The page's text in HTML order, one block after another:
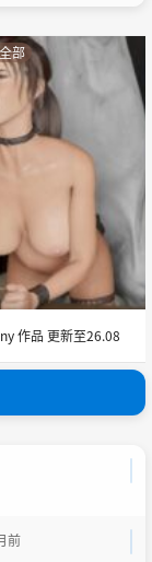
作品 更新至26.08
全部
前